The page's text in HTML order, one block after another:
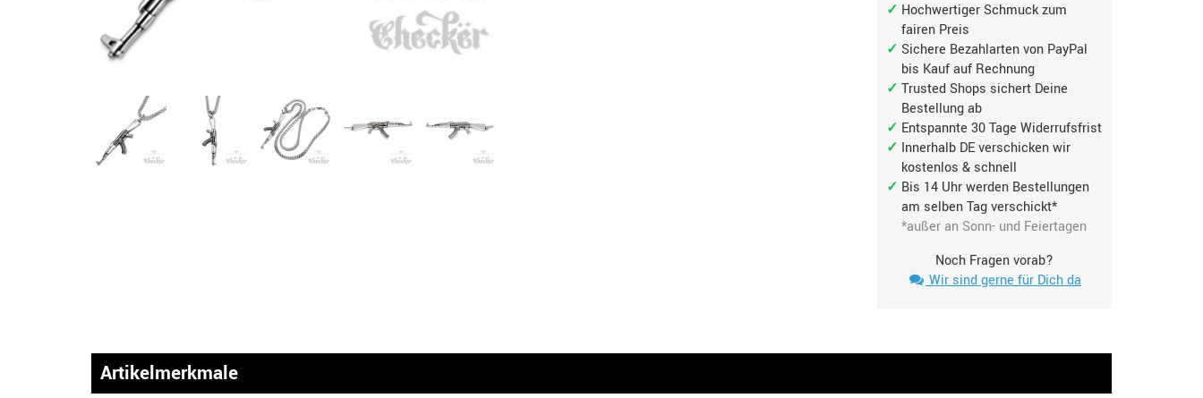
Hochwertiger Schmuck zum
fairen Preis
Sichere Bezahlarten von PayPal
bis Kauf auf Rechnung
Trusted Shops sichert Deine
Bestellung ab
Entspannte 30 Tage Widerrufsfrist
Innerhalb DE verschicken wir
kostenlos & schnell
Bis 14 Uhr werden Bestellungen
am selben Tag verschickt*
*außer an Sonn- und Feiertagen
Noch Fragen vorab?
Wir sind gerne für Dich da
Artikelmerkmale